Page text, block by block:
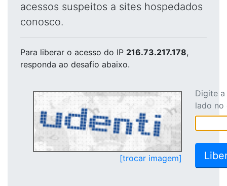
acessos suspeitos a sites hospedados
conosco.
Para liberar o acesso do IP 216.73.217.178,
responda ao desafio abaixo.
[trocar imagem]
Digite
lado no